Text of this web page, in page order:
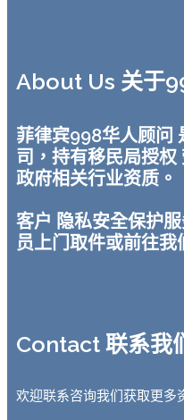
About Us 关于
菲律宾998华人顾问
司，持有移民局授
政府相关行业资质。
客户 隐私安全保护
员上门取件或前往我
Contact 联系我
欢迎联系咨询我们获取更多